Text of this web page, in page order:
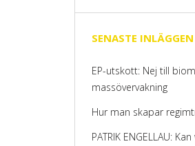
SENASTE INLÄGGEN
EP-utskott: Nej till
massövervakning
Hur man skapar
PATRIK ENGELLAU: